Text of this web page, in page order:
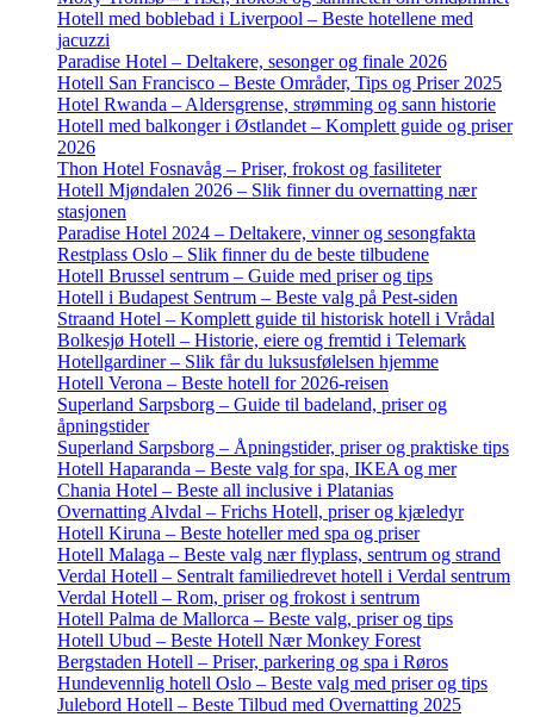
Hotell med boblebad i Liverpool – Beste hotellene med
jacuzzi
Paradise Hotel – Deltakere, sesonger og finale 2026
Hotell San Francisco – Beste Områder, Tips og Priser 2025
Hotel Rwanda – Aldersgrense, strømming og sann historie
Hotell med balkonger i Østlandet – Komplett guide og priser
2026
Thon Hotel Fosnavåg – Priser, frokost og fasiliteter
Hotell Mjøndalen 2026 – Slik finner du overnatting nær
stasjonen
Paradise Hotel 2024 – Deltakere, vinner og sesongfakta
Restplass Oslo – Slik finner du de beste tilbudene
Hotell Brussel sentrum – Guide med priser og tips
Hotell i Budapest Sentrum – Beste valg på Pest-siden
Straand Hotel – Komplett guide til historisk hotell i Vrådal
Bolkesjø Hotell – Historie, eiere og fremtid i Telemark
Hotellgardiner – Slik får du luksusfølelsen hjemme
Hotell Verona – Beste hotell for 2026-reisen
Superland Sarpsborg – Guide til badeland, priser og
åpningstider
Superland Sarpsborg – Åpningstider, priser og praktiske tips
Hotell Haparanda – Beste valg for spa, IKEA og mer
Chania Hotel – Beste all inclusive i Platanias
Overnatting Alvdal – Frichs Hotell, priser og kjæledyr
Hotell Kiruna – Beste hoteller med spa og priser
Hotell Malaga – Beste valg nær flyplass, sentrum og strand
Verdal Hotell – Sentralt familiedrevet hotell i Verdal sentrum
Verdal Hotell – Rom, priser og frokost i sentrum
Hotell Palma de Mallorca – Beste valg, priser og tips
Hotell Ubud – Beste Hotell Nær Monkey Forest
Bergstaden Hotell – Priser, parkering og spa i Røros
Hundevennlig hotell Oslo – Beste valg med priser og tips
Julebord Hotell – Beste Tilbud med Overnatting 2025